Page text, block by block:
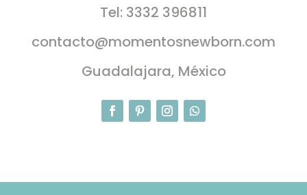
Tel: 3332 396811
contacto@momentosnewborn.com
Guadalajara, México